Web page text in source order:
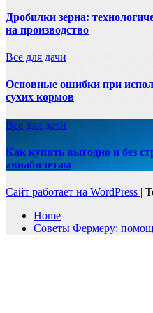
Дробилки зерна:
на производство
Все для дачи
Основные ошибки при
сухих кормов
Все для дачи
Как купить выгодно и без
авиабилетам
Сайт работает на WordPress |
Home
Советы Фермеру: